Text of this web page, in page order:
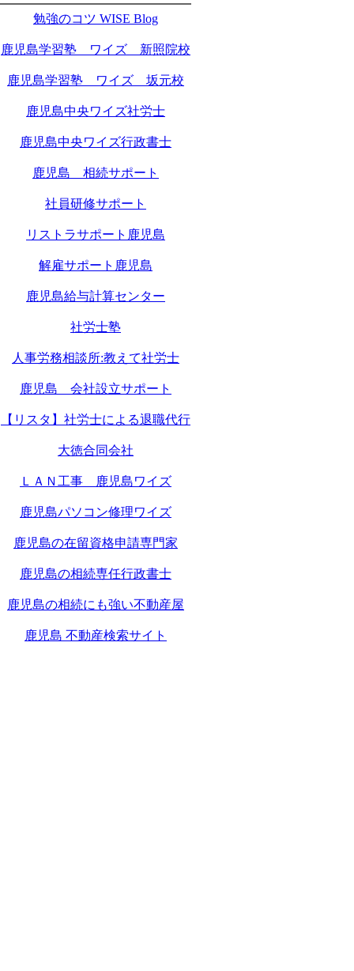
勉強のコツ WISE Blog
鹿児島学習塾 ワイズ 新照院校
鹿児島学習塾 ワイズ 坂元校
鹿児島中央ワイズ社労士
鹿児島中央ワイズ行政書士
鹿児島 相続サポート
社員研修サポート
リストラサポート鹿児島
解雇サポート鹿児島
鹿児島給与計算センター
社労士塾
人事労務相談所:教えて社労士
鹿児島 会社設立サポート
【リスタ】社労士による退職代行
大徳合同会社
ＬＡＮ工事 鹿児島ワイズ
鹿児島パソコン修理ワイズ
鹿児島の在留資格申請専門家
鹿児島の相続専任行政書士
鹿児島の相続にも強い不動産屋
鹿児島 不動産検索サイト